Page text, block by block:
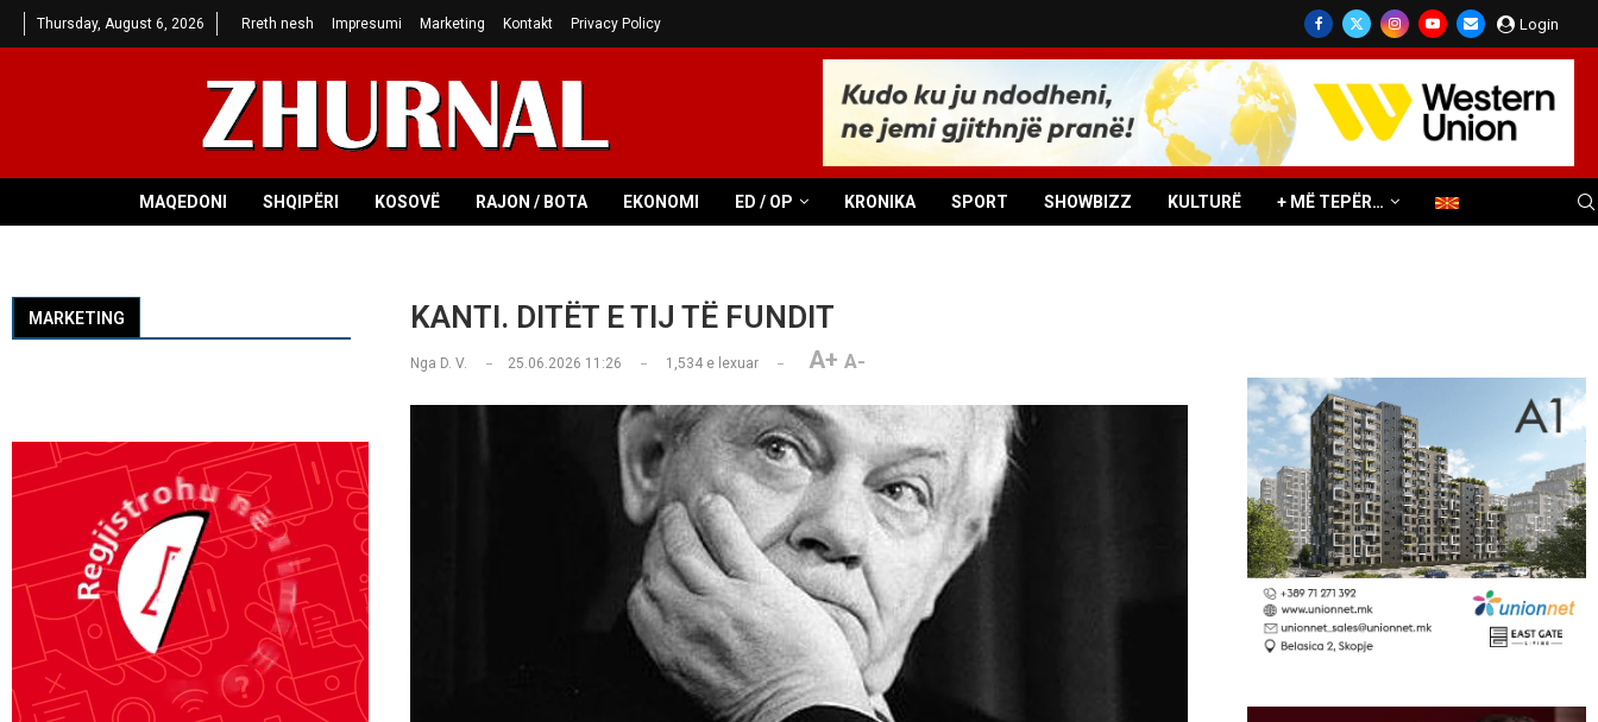
Thursday, August 6, 2026 Rreth nesh Impresumi Marketing Kontakt Privacy Policy Login
MAQEDONI SHQIPËRI KOSOVË RAJON / BOTA EKONOMI ED / OP KRONIKA SPORT SHOWBIZZ KULTURË + MË TEPËR…
KANTI. DITËT E TIJ TË FUNDIT
Nga D. V. 25.06.2026 11:26 1,534e lexuar A+ A-
MARKETING